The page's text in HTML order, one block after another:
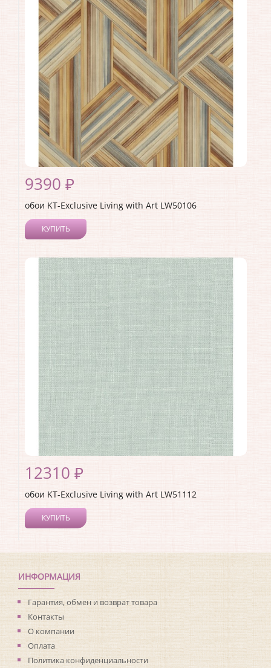
Материал покрытия:Акриловое
Страна:США
Материал основы:
Бумага
Раппорт:<>
9390 ₽
обои KT-Exclusive Living with Art LW50106
КУПИТЬ
Коллекция:Living with Art
Длина рулона: 8.23
Ширина рулона:
0.68
Материал покрытия:
Акриловое
Страна: США
Материал основы:Бумага
Раппорт:60
12310 ₽
обои KT-Exclusive Living with Art LW51112
КУПИТЬ
Длина рулона:
8.23
Ширина рулона: 0.68
Материал покрытия:Виниловое
Страна:США
Материал основы:
Флизелин
Раппорт:<>
ИНФОРМАЦИЯ
Гарантия, обмен и возврат товара
Контакты
О компании
Оплата
Политика конфиденциальности